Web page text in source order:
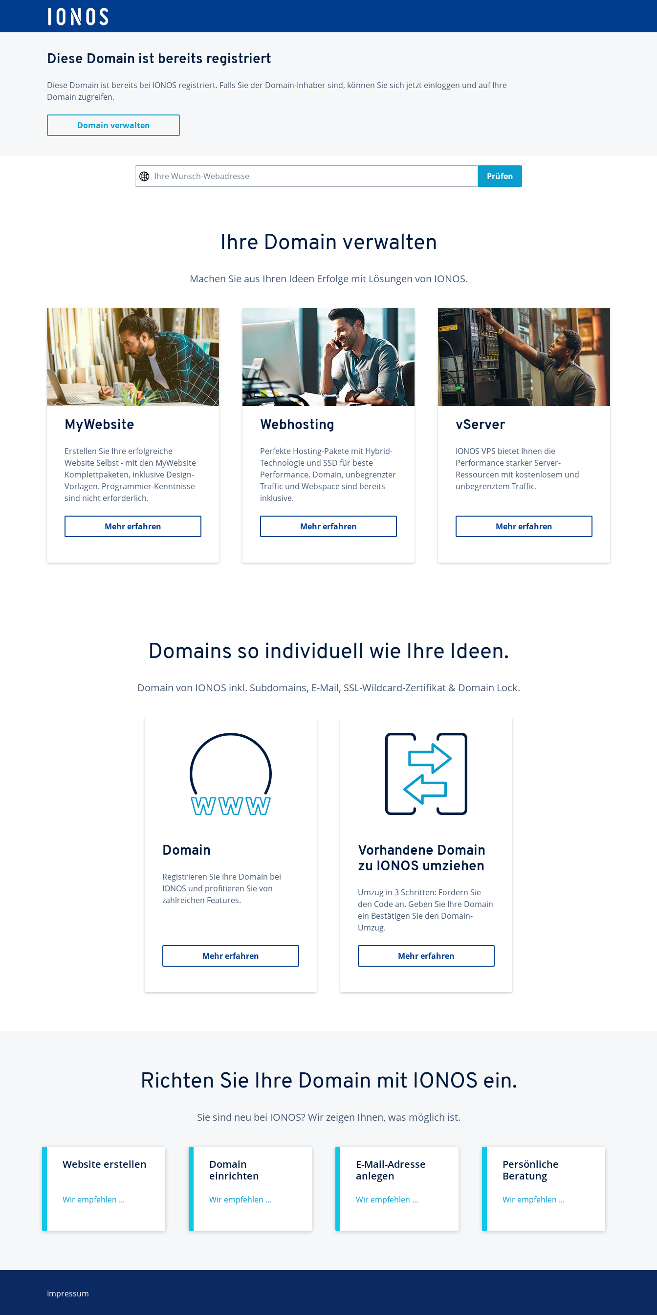
Diese Domain ist bereits registriert
Diese Domain ist bereits bei IONOS registriert. Falls Sie der Domain-Inhaber sind, können Sie sich jetzt einloggen und auf Ihre
Domain zugreifen.
Domain verwalten
Ihre Wunsch-Webadresse Prüfen
Ihre Domain verwalten
Machen Sie aus Ihren Ideen Erfolge mit Lösungen von IONOS.
MyWebsite
Erstellen Sie Ihre erfolgreiche
Website Selbst - mit den MyWebsite
Komplettpaketen, inklusive Design-
Vorlagen. Programmier-Kenntnisse
sind nicht erforderlich.
Mehr erfahren
Webhosting
Perfekte Hosting-Pakete mit Hybrid-
Technologie und SSD für beste
Performance. Domain, unbegrenzter
Traffic und Webspace sind bereits
inklusive.
Mehr erfahren
vServer
IONOS VPS bietet Ihnen die
Performance starker Server-
Ressourcen mit kostenlosem und
unbegrenztem Traffic.
Mehr erfahren
Domains so individuell wie Ihre Ideen.
Domain von IONOS inkl. Subdomains, E-Mail, SSL-Wildcard-Zertifikat & Domain Lock.
Domain
Registrieren Sie Ihre Domain bei
IONOS und profitieren Sie von
zahlreichen Features.
Mehr erfahren
Vorhandene Domain
zu IONOS umziehen
Umzug in 3 Schritten: Fordern Sie
den Code an. Geben Sie Ihre Domain
ein Bestätigen Sie den Domain-
Umzug.
Mehr erfahren
Richten Sie Ihre Domain mit IONOS ein.
Sie sind neu bei IONOS? Wir zeigen Ihnen, was möglich ist.
Website erstellen
Wir empfehlen ...
Domain
einrichten
Wir empfehlen ...
E-Mail-Adresse
anlegen
Wir empfehlen ...
Persönliche
Beratung
Wir empfehlen ...
Impressum